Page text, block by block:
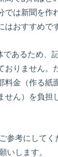
は新聞を作
おすすめで
あるため、
おりません。
料金（作る紙
せん）を負担
参考にしてく
いします。